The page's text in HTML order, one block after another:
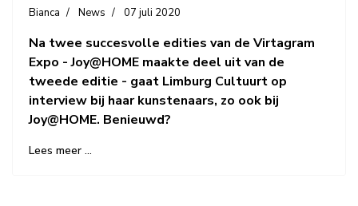
Na twee succesvolle edities van de Virtagram
Expo - Joy@HOME maakte deel uit van de
tweede editie - gaat Limburg Cultuurt op
interview bij haar kunstenaars, zo ook bij
Joy@HOME. Benieuwd?
Lees meer …